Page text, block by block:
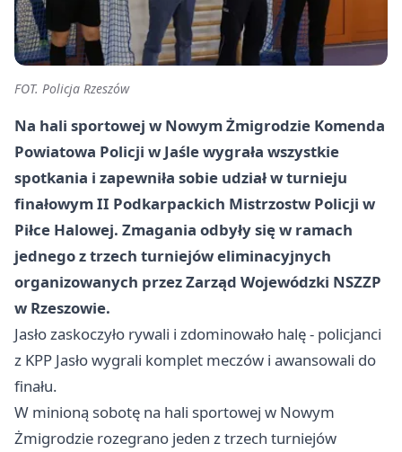
FOT. Policja Rzeszów
Na hali sportowej w Nowym Żmigrodzie Komenda
Powiatowa Policji w Jaśle wygrała wszystkie
spotkania i zapewniła sobie udział w turnieju
finałowym II Podkarpackich Mistrzostw Policji w
Piłce Halowej. Zmagania odbyły się w ramach
jednego z trzech turniejów eliminacyjnych
organizowanych przez Zarząd Wojewódzki NSZZP
w Rzeszowie.
Jasłozaskoczyło rywali i zdominowało halę - policjanci
z KPP Jasło wygrali komplet meczów i awansowali do
finału.
W minioną sobotę na hali sportowej w Nowym
Żmigrodzie rozegrano jeden z trzech turniejów